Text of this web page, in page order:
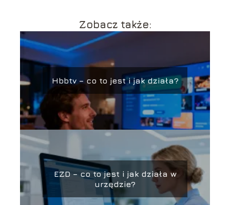
Zobacz także:
Hbbtv – co to jest i jak działa?
EZD – co to jest i jak działa w
urzędzie?